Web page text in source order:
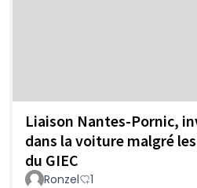
Liaison Nantes-Pornic,
dans la voiture malgré
du GIEC
Ronzel 1